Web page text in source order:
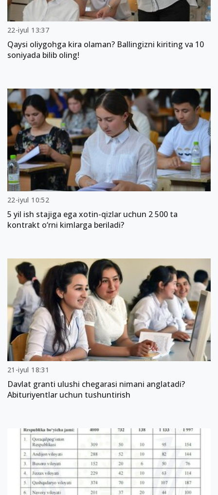
22-iyul 13:37
Qaysi oliygohga kira olaman? Ballingizni kiriting va 10
soniyada bilib oling!
22-iyul 10:52
5 yil ish stajiga ega xotin-qizlar uchun 2 500 ta
kontrakt o‘rni kimlarga beriladi?
21-iyul 18:31
Davlat granti ulushi chegarasi nimani anglatadi?
Abituriyentlar uchun tushuntirish